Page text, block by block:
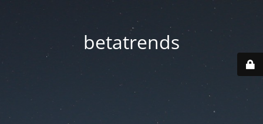
betatrends